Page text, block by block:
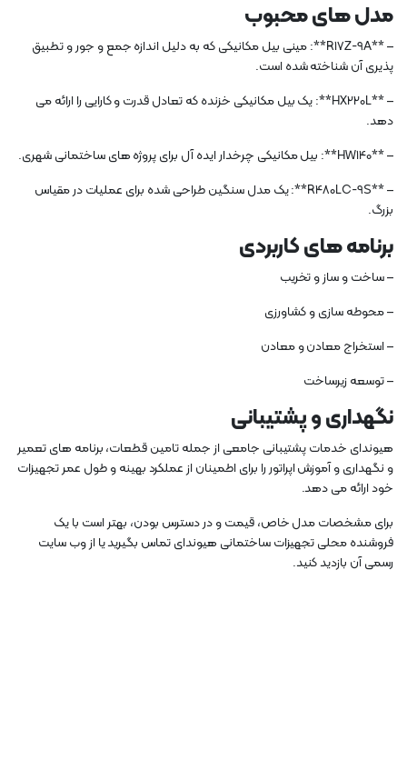
مدل های محبوب
– **R17Z-9A**: مینی بیل مکانیکی که به دلیل اندازه جمع و جور و تطبیق
پذیری آن شناخته شده است.
– **HX220L**: یک بیل مکانیکی خزنده که تعادل قدرت و کارایی را ارائه می
دهد.
– **HW140**: بیل مکانیکی چرخدار ایده آل برای پروژه های ساختمانی شهری.
– **R480LC-9S**: یک مدل سنگین طراحی شده برای عملیات در مقیاس
بزرگ.
برنامه های کاربردی
– ساخت و ساز و تخریب
– محوطه سازی و کشاورزی
– استخراج معادن و معادن
– توسعه زیرساخت
نگهداری و پشتیبانی
هیوندای خدمات پشتیبانی جامعی از جمله تامین قطعات، برنامه های تعمیر
و نگهداری و آموزش اپراتور را برای اطمینان از عملکرد بهینه و طول عمر تجهیزات
خود ارائه می دهد.
برای مشخصات مدل خاص، قیمت و در دسترس بودن، بهتر است با یک
فروشنده محلی تجهیزات ساختمانی هیوندای تماس بگیرید یا از وب سایت
رسمی آن بازدید کنید.